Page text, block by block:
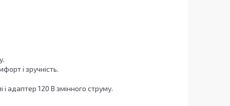
і зручність.
адаптер 120 В змінного струму.